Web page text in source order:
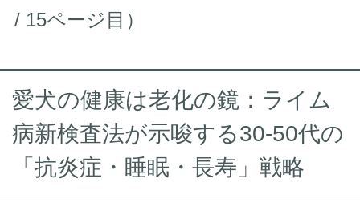
/ 15ページ目）
愛犬の健康は老化の鏡：ライム
病新検査法が示唆する30-50代の
「抗炎症・睡眠・長寿」戦略